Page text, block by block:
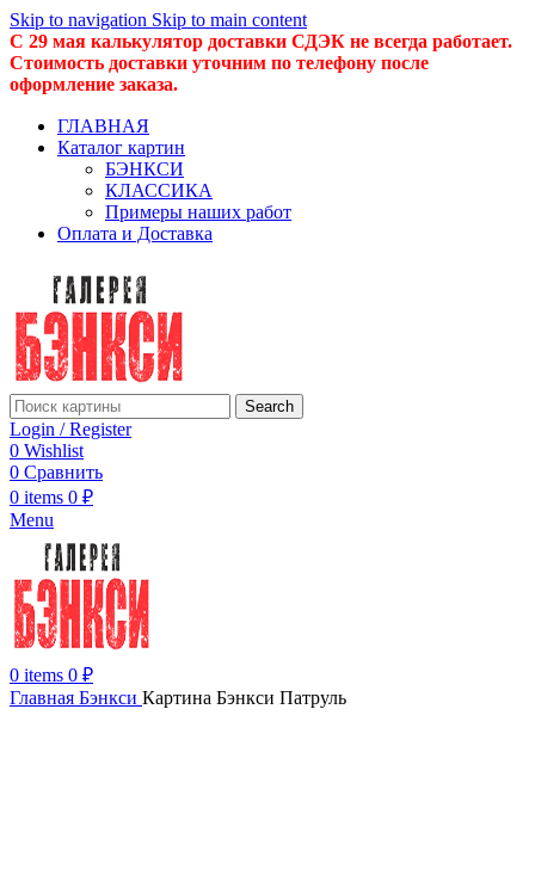
Skip to navigation Skip to main content
С 29 мая калькулятор доставки СДЭК не всегда работает.
Стоимость доставки уточним по телефону после
оформление заказа.
ГЛАВНАЯ
Каталог картин
БЭНКСИ
КЛАССИКА
Примеры наших работ
Оплата и Доставка
Search
Login / Register
0 Wishlist
0 Сравнить
0 items 0 ₽
Menu
0 items 0 ₽
Главная Бэнкси Картина Бэнкси Патруль